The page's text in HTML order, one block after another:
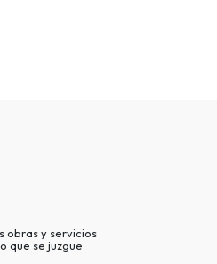
obras y servicios
que se juzgue